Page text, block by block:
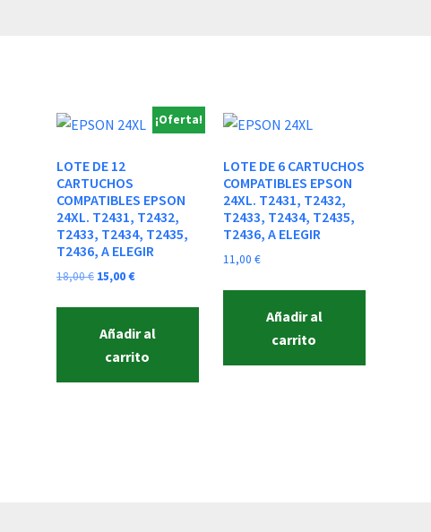
¡Oferta!
LOTE DE 12
CARTUCHOS
COMPATIBLES EPSON
24XL. T2431, T2432,
T2433, T2434, T2435,
T2436, A ELEGIR
18,00€ El
era:
18,00 €.
15,00€El
es:
15,00 €.
Añadir al
carrito
LOTE DE 6 CARTUCHOS
COMPATIBLES EPSON
24XL. T2431, T2432,
T2433, T2434, T2435,
T2436, A ELEGIR
11,00€
Añadir al
carrito